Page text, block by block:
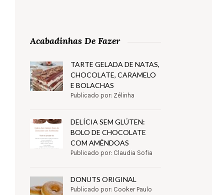
Acabadinhas De Fazer
TARTE GELADA DE NATAS,
CHOCOLATE, CARAMELO
E BOLACHAS
Publicado por: Zélinha
DELÍCIA SEM GLÚTEN:
BOLO DE CHOCOLATE
COM AMÊNDOAS
Publicado por: Claudia Sofia
DONUTS ORIGINAL
Publicado por: Cooker Paulo